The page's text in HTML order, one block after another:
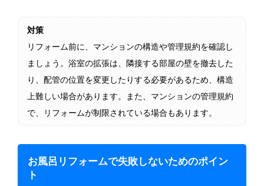
対策
リフォーム前に、マンションの構造や管理規約を確認し
ましょう。浴室の拡張は、隣接する部屋の壁を撤去した
り、配管の位置を変更したりする必要があるため、構造
上難しい場合があります。また、マンションの管理規約
で、リフォームが制限されている場合もあります。
お風呂リフォームで失敗しないためのポイン
ト